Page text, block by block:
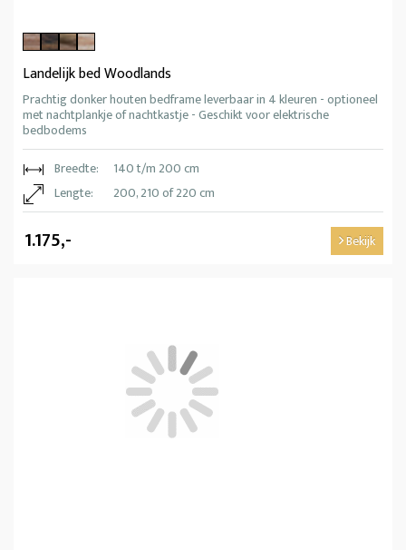
Landelijk bed Woodlands
Prachtig donker houten bedframe leverbaar in 4 kleuren - optioneel
met nachtplankje of nachtkastje - Geschikt voor elektrische
bedbodems
Breedte:
140 t/m 200 cm
Lengte:
200, 210 of 220 cm
1.175,- Bekijk